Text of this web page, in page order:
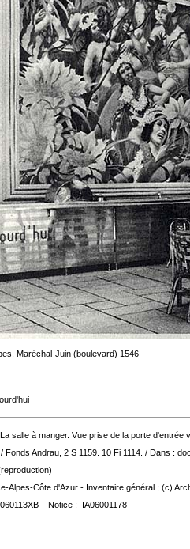
Maréchal-Juin (boulevard) 1546
salle à manger. Vue prise de la porte d'entrée
Fonds Andrau, 2 S 1159. 10 Fi 1114. / Dans :
Alpes-Côte d'Azur - Inventaire général ; (c)
Notice : IA06001178